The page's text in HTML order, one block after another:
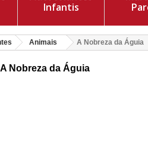
Infantis
Animais A Nobreza da Águia
Nobreza da Águia